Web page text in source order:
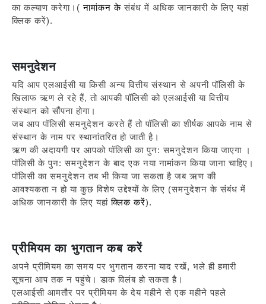
का कल्याण करेगा।(नामांकन केसंबंध में अधिक जानकारी के लिए यहां
क्लिक करें).
समनुदेशन
यदि आप एलआईसी या किसी अन्य वित्तीय संस्थान से अपनी पॉलिसी के
खिलाफ ऋण ले रहे हैं, तो आपकी पॉलिसी को एलआईसी या वित्तीय
संस्थान को सौंपना होगा।
जब आप पॉलिसी समनुदेशन करते हैं तो पॉलिसी का शीर्षक आपके नाम से
संस्थान के नाम पर स्थानांतरित हो जाती है।
ऋणकी अदायगी पर आपको पॉलिसी का पुन: समनुदेशन किया जाएगा ।
पॉलिसी के पुन: समनुदेशन के बाद एक नया नामांकन किया जाना चाहिए।
पॉलिसी का समनुदेशन तब भी किया जा सकता है जब ऋण की
आवश्यकता न हो या कुछ विशेष उद्देश्यों के लिए (समनुदेशन के संबंध में
अधिक जानकारी के लिए यहांक्लिक करें).
प्रीमियम का भुगतान कब करें
अपने प्रीमियम का समय पर भुगतान करना याद रखें, भले ही हमारी
सूचना आप तक न पहुंचे। डाक विलंब हो सकता है।
एलआईसी आमतौर पर प्रीमियम के देय महीने से एक महीने पहले